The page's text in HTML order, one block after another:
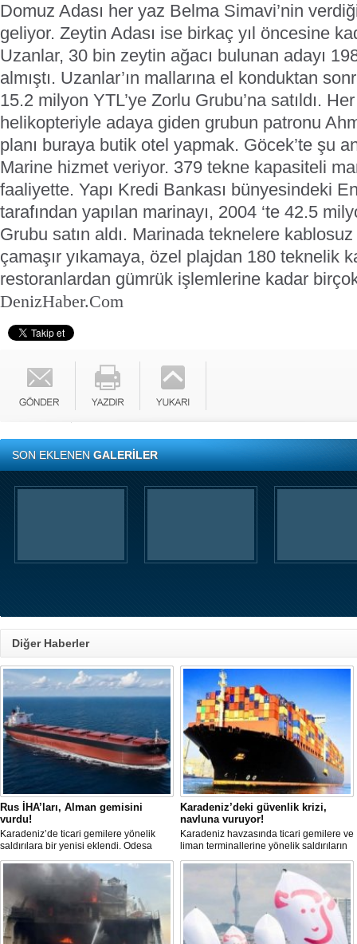
Domuz Adası her yaz Belma Simavi’nin
geliyor. Zeytin Adası ise birkaç yıl öncesine
Uzanlar, 30 bin zeytin ağacı bulunan adayı
almıştı. Uzanlar’ın mallarına el konduktan
15.2 milyon YTL’ye Zorlu Grubu’na satıldı.
helikopteriyle adaya giden grubun patronu
planı buraya butik otel yapmak. Göcek’te şu
Marine hizmet veriyor. 379 tekne kapasiteli
faaliyette. Yapı Kredi Bankası bünyesindeki
tarafından yapılan marinayı, 2004 ‘te 42.5
Grubu satın aldı. Marinada teknelere
çamaşır yıkamaya, özel plajdan 180 teknelik
restoranlardan gümrük işlemlerine kadar
DenizHaber.Com
SON EKLENENGALERİLER
Diğer Haberler
Rus İHA’ları, Alman gemisini
vurdu!
Karadeniz’de ticari gemilere yönelik
saldırılara bir yenisi eklendi. Odesa
açıklarında birden fazla İHA’nın hedef
aldığı Alman işletmesindeki Emil
gemisinde yangın çıktı; teknik sistemler
durunca mürettebat tahliye edildi.
Karadeniz’deki güvenlik krizi,
navluna vuruyor!
Karadeniz havzasında ticari gemilere ve
liman terminallerine yönelik saldırıların
artması küresel emtia taşımacılığını
sekteye uğrattı. Risk artışıyla birlikte
ortalama petrol tankeri maliyetleri 300
bin doları aşarken, savaş sigortası
primleri iki katına çıkarak navlun
fiyatlarında yüzde 50’yi geçen
yükselişleri beraberinde getirdi.